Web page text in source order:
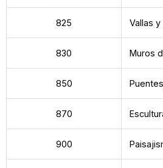
825 Vallas
830 Muros
850
870
900